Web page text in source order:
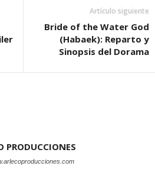
Artículo siguiente
Bride of the Water God
(Habaek): Reparto y
Sinopsis del Dorama
PRODUCCIONES